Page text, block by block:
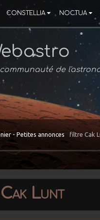
CONSTELLIA NOCTUA
de
- Petites annonces filtre Cak
Lunt